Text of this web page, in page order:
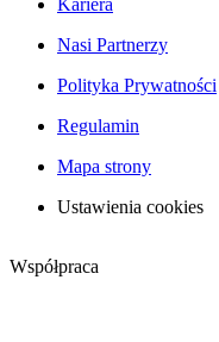
Kariera
Nasi Partnerzy
Polityka Prywatności
Regulamin
Mapa strony
Ustawienia cookies
Współpraca